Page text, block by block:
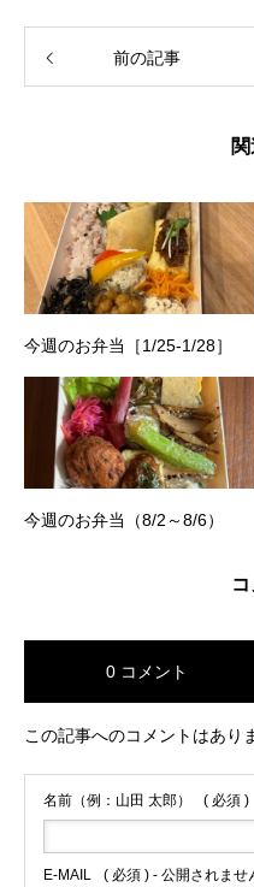
前の記事
今週のお弁当［1/25-1/28］
今週のお弁当（8/2～8/6）
0 コメント
この記事へのコメントはあり
名前（例：山田 太郎） ( 必須 )
E-MAIL ( 必須 ) - 公開されませ